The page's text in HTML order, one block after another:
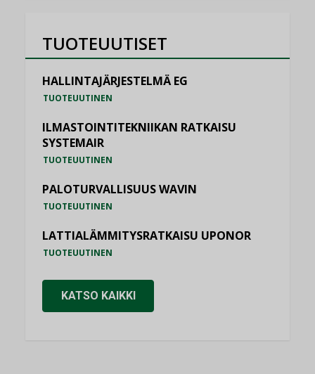
TUOTEUUTISET
HALLINTAJÄRJESTELMÄ EG
TUOTEUUTINEN
ILMASTOINTITEKNIIKAN RATKAISU
SYSTEMAIR
TUOTEUUTINEN
PALOTURVALLISUUS WAVIN
TUOTEUUTINEN
LATTIALÄMMITYSRATKAISU UPONOR
TUOTEUUTINEN
KATSO KAIKKI